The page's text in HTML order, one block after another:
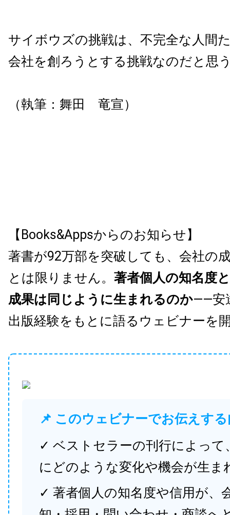
サイボウズの挑戦は、不完全な人間
会社を創ろうとする挑戦なのだと思
（執筆：舞田 竜宣）
【Books&Appsからのお知らせ】
著書が92万部を突破しても、会社の
とは限りません。 著者個人の知名度
成果は同じように生まれるのか——安
出版経験をもとに語るウェビナーを
📌 このウェビナーでお伝えす
✓ ベストセラーの刊行によって
にどのような変化や機会が生ま
✓ 著者個人の知名度や信用が、